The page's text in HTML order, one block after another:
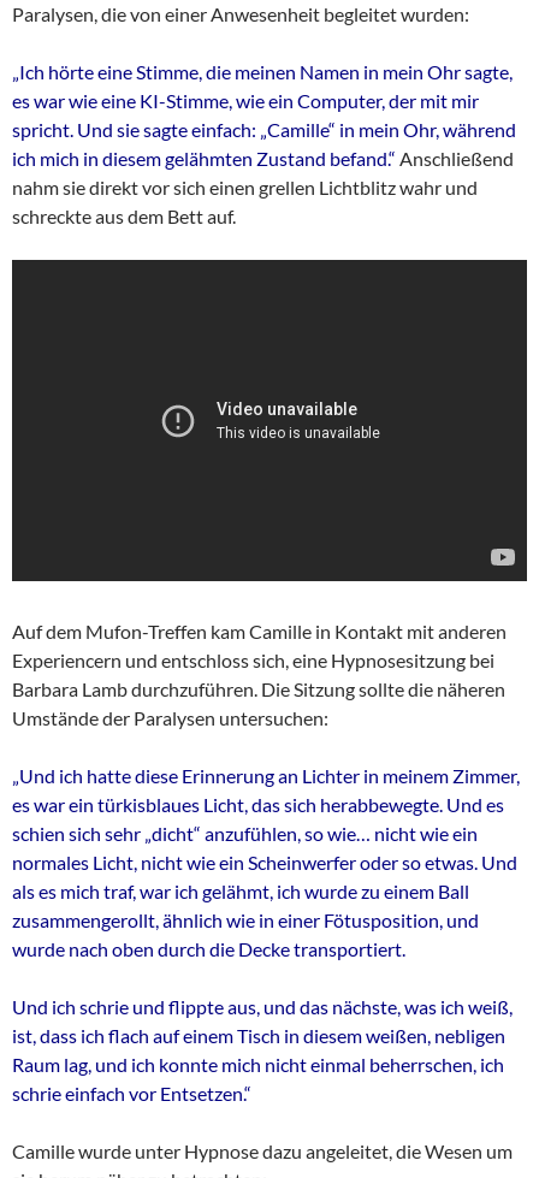
Paralysen, die von einer Anwesenheit begleitet wurden:
„Ich hörte eine Stimme, die meinen Namen in mein Ohr sagte,
es war wie eine KI-Stimme, wie ein Computer, der mit mir
spricht. Und sie sagte einfach: „Camille“ in mein Ohr, während
ich mich in diesem gelähmten Zustand befand.“ Anschließend
nahm sie direkt vor sich einen grellen Lichtblitz wahr und
schreckte aus dem Bett auf.
Auf dem Mufon-Treffen kam Camille in Kontakt mit anderen
Experiencern und entschloss sich, eine Hypnosesitzung bei
Barbara Lamb durchzuführen. Die Sitzung sollte die näheren
Umstände der Paralysen untersuchen:
„Und ich hatte diese Erinnerung an Lichter in meinem Zimmer,
es war ein türkisblaues Licht, das sich herabbewegte. Und es
schien sich sehr „dicht“ anzufühlen, so wie… nicht wie ein
normales Licht, nicht wie ein Scheinwerfer oder so etwas. Und
als es mich traf, war ich gelähmt, ich wurde zu einem Ball
zusammengerollt, ähnlich wie in einer Fötusposition, und
wurde nach oben durch die Decke transportiert.
Und ich schrie und flippte aus, und das nächste, was ich weiß,
ist, dass ich flach auf einem Tisch in diesem weißen, nebligen
Raum lag, und ich konnte mich nicht einmal beherrschen, ich
schrie einfach vor Entsetzen.“
Camille wurde unter Hypnose dazu angeleitet, die Wesen um